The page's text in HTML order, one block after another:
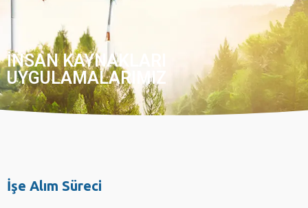
İNSAN KAYNAKLARI
UYGULAMALARIMIZ
İşe Alım Süreci